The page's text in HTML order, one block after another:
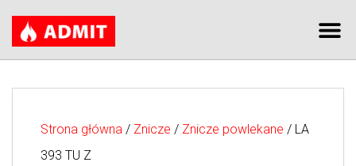
Strona główna / Znicze / Znicze powlekane / LA
393 TU Z